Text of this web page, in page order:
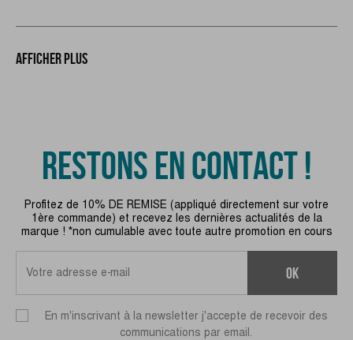
Afficher plus
RESTONS EN CONTACT !
Profitez de 10% DE REMISE (appliqué directement sur votre
1ère commande) et recevez les dernières actualités de la
marque ! *non cumulable avec toute autre promotion en cours
ok
En m'inscrivant à la newsletter j'accepte de recevoir des
communications par email.